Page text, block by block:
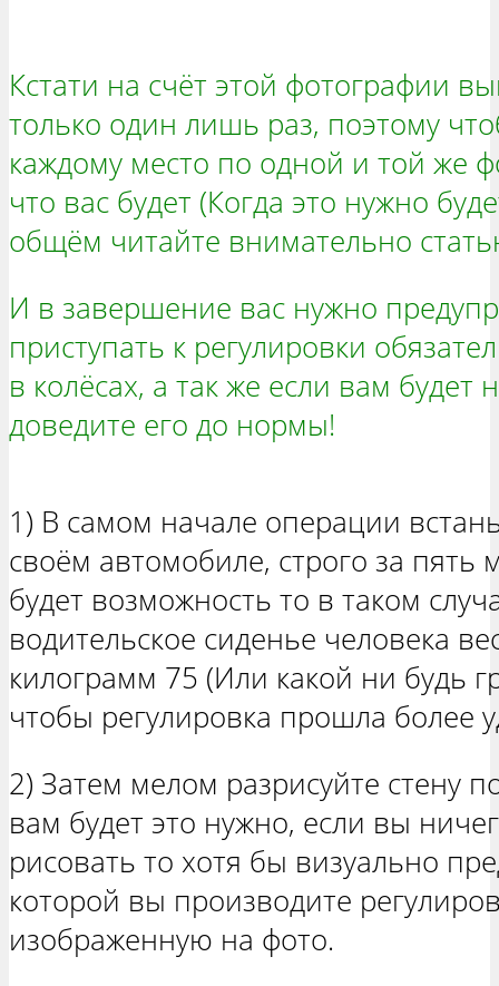
Кстати на счёт этой фотографии
только один лишь раз, поэтому
каждому место по одной и той же
что вас будет (Когда это нужно
общём читайте внимательно
И в завершение вас нужно
приступать к регулировки
в колёсах, а так же если вам будет
доведите его до нормы!
1) В самом начале операции
своём автомобиле, строго за пять
будет возможность то в таком
водительское сиденье человека
килограмм 75 (Или какой ни будь
чтобы регулировка прошла более
2) Затем мелом разрисуйте стену
вам будет это нужно, если вы
рисовать то хотя бы визуально
которой вы производите
изображенную на фото.